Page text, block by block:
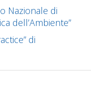
Nazionale di
dell’Ambiente”
di